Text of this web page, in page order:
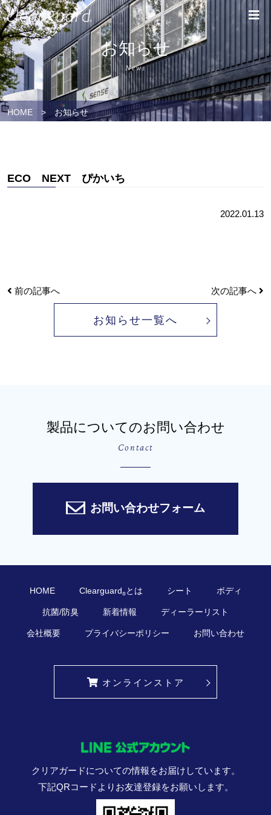
お知らせ
News
HOME > お知らせ
ECO NEXT ぴかいち
2022.01.13
前の記事へ 次の記事へ
お知らせ一覧へ
製品についてのお問い合わせ
Contact
お問い合わせフォーム
HOME Clearguard®とは シート ボディ
抗菌/防臭 新着情報 ディーラーリスト
会社概要 プライバシーポリシー お問い合わせ
オンラインストア
クリアガードについての情報をお届けしています。
下記QRコードよりお友達登録をお願いします。